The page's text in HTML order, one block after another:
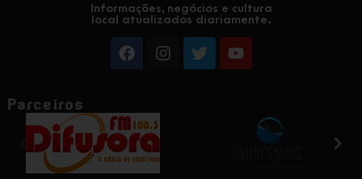
Informações, negócios e cultura
local atualizados diariamente.
Parceiros